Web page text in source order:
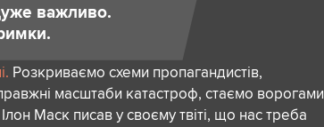
важливо.
Розкриваємо схеми пропагандистів,
масштаби катастроф, стаємо ворогами
Маск писав у своєму твіті, що нас треба